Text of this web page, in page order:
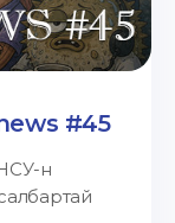
#45
н